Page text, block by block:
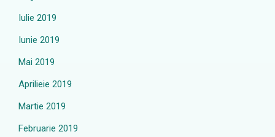
Iulie 2019
Iunie 2019
Mai 2019
Aprilieie 2019
Martie 2019
Februarie 2019